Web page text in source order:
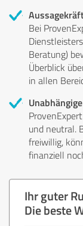
Bei
Beratung)
Überblick
in allen
und neutral.
freiwillig,
finanziell
Ihr guter
Die beste